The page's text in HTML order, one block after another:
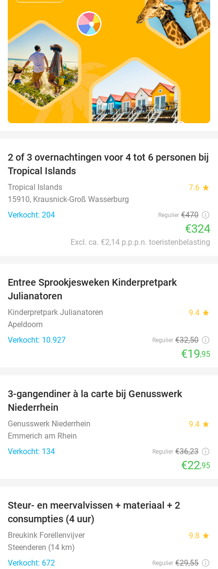
31%
2 of 3 overnachtingen voor 4 tot 6 personen bij
Tropical Islands
Tropical Islands 7.6 star
15910, Krausnick-Groß Wasserburg
Verkocht: 204
Regulier €470
€324
Excl. ca. €2,14 p.p.p.n. toeristenbelasting
Entree Sprookjesweken Kinderpretpark
Julianatoren
Kinderpretpark Julianatoren 9.4 star
Apeldoorn
Verkocht: 10.927
Regulier €32,50
€19,95
3-gangendiner à la carte bij Genusswerk
Niederrhein
Genusswerk Niederrhein 9.4 star
Emmerich am Rhein
Verkocht: 134
Regulier €36,23
€22,95
Steur- en meervalvissen + materiaal + 2
consumpties (4 uur)
Breukink Forellenvijver 9.8 star
Steenderen (14 km)
Verkocht: 672
Regulier €29,55